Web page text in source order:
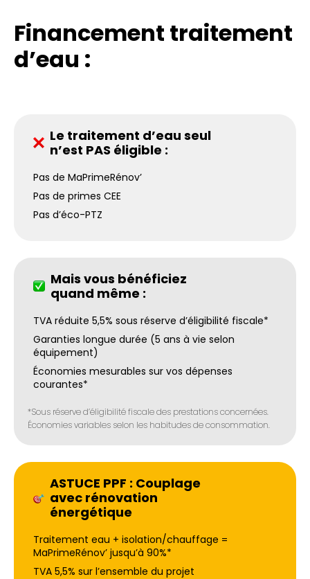
Financement traitement
d’eau :
Le traitement d’eau seul
n’est PAS éligible :
Pas de MaPrimeRénov’
Pas de primes CEE
Pas d’éco-PTZ
Mais vous bénéficiez
quand même :
TVA réduite 5,5% sous réserve d’éligibilité fiscale*
Garanties longue durée (5 ans à vie selon
équipement)
Économies mesurables sur vos dépenses
courantes*
*Sous réserve d’éligibilité fiscale des prestations concernées.
Économies variables selon les habitudes de consommation.
ASTUCE PPF : Couplage
avec rénovation
énergétique
Traitement eau + isolation/chauffage =
MaPrimeRénov’ jusqu’à 90%*
TVA 5,5% sur l’ensemble du projet